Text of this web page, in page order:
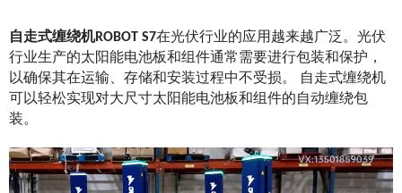
自走式缠绕机ROBOT S7在光伏行业的应用越来越广泛。光伏
行业生产的太阳能电池板和组件通常需要进行包装和保护，
以确保其在运输、存储和安装过程中不受损。 自走式缠绕机
可以轻松实现对大尺寸太阳能电池板和组件的自动缠绕包
装。